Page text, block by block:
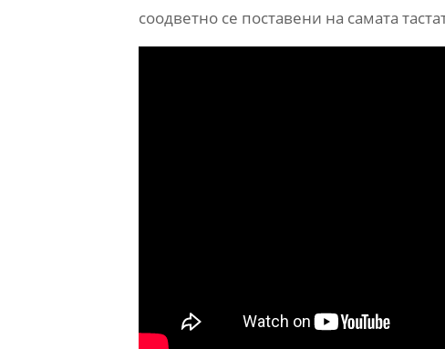
соодветно се поставени на самата